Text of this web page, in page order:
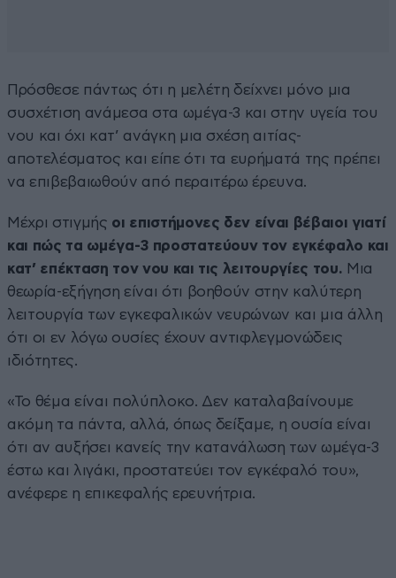
Πρόσθεσε πάντως ότι η μελέτη δείχνει μόνο μια
συσχέτιση ανάμεσα στα ωμέγα-3 και στην υγεία του
νου και όχι κατ’ ανάγκη μια σχέση αιτίας-
αποτελέσματος και είπε ότι τα ευρήματά της πρέπει
να επιβεβαιωθούν από περαιτέρω έρευνα.
Μέχρι στιγμής οι επιστήμονες δεν είναι βέβαιοι γιατί
και πώς τα ωμέγα-3 προστατεύουν τον εγκέφαλο και
κατ’ επέκταση τον νου και τις λειτουργίες του. Μια
θεωρία-εξήγηση είναι ότι βοηθούν στην καλύτερη
λειτουργία των εγκεφαλικών νευρώνων και μια άλλη
ότι οι εν λόγω ουσίες έχουν αντιφλεγμονώδεις
ιδιότητες.
«Το θέμα είναι πολύπλοκο. Δεν καταλαβαίνουμε
ακόμη τα πάντα, αλλά, όπως δείξαμε, η ουσία είναι
ότι αν αυξήσει κανείς την κατανάλωση των ωμέγα-3
έστω και λιγάκι, προστατεύει τον εγκέφαλό του»,
ανέφερε η επικεφαλής ερευνήτρια.